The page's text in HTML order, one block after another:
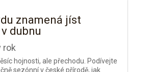
znamená jíst
dubnu
rok
hojnosti, ale přechodu. Podívejte
sezónní v české přírodě, jak